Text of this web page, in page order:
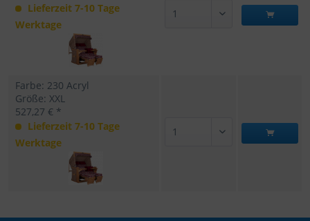
Lieferzeit 7-10 Tage
Werktage
Farbe: 230 Acryl
Größe: XXL
527,27 € *
Lieferzeit 7-10 Tage
Werktage